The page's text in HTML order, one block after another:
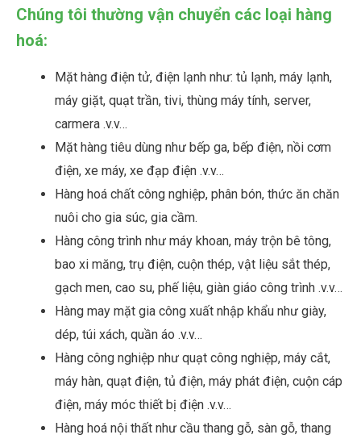
Chúng tôi thường vận chuyển các loại hàng
hoá:
Mặt hàng điện tử, điện lạnh như: tủ lạnh, máy lạnh,
máy giặt, quạt trần, tivi, thùng máy tính, server,
carmera .v.v…
Mặt hàng tiêu dùng như bếp ga, bếp điện, nồi cơm
điện, xe máy, xe đạp điện .v.v…
Hàng hoá chất công nghiệp, phân bón, thức ăn chăn
nuôi cho gia súc, gia cầm.
Hàng công trình như máy khoan, máy trộn bê tông,
bao xi măng, trụ điện, cuộn thép, vật liệu sắt thép,
gạch men, cao su, phế liệu, giàn giáo công trình .v.v…
Hàng may mặt gia công xuất nhập khẩu như giày,
dép, túi xách, quần áo .v.v…
Hàng công nghiệp như quạt công nghiệp, máy cắt,
máy hàn, quạt điện, tủ điện, máy phát điện, cuộn cáp
điện, máy móc thiết bị điện .v.v…
Hàng hoá nội thất như cầu thang gỗ, sàn gỗ, thang